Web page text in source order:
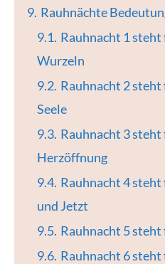
9. Rauhnächte
9.1. Rauhnacht 1 steht
Wurzeln
9.2. Rauhnacht 2 steht
Seele
9.3. Rauhnacht 3
Herzöffnung
9.4. Rauhnacht 4
und Jetzt
9.5. Rauhnacht 5
9.6. Rauhnacht 6 steht